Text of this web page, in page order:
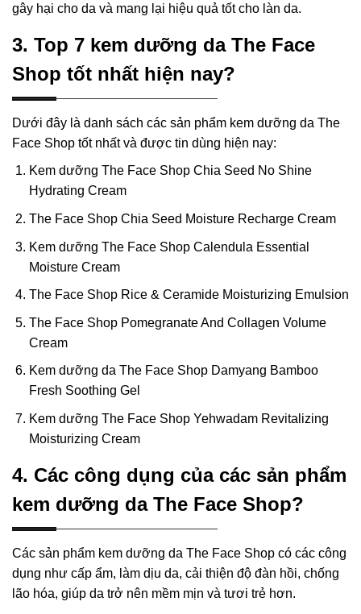
gây hại cho da và mang lại hiệu quả tốt cho làn da.
3. Top 7 kem dưỡng da The Face
Shop tốt nhất hiện nay?
Dưới đây là danh sách các sản phẩm kem dưỡng da The
Face Shop tốt nhất và được tin dùng hiện nay:
Kem dưỡng The Face Shop Chia Seed No Shine
Hydrating Cream
The Face Shop Chia Seed Moisture Recharge Cream
Kem dưỡng The Face Shop Calendula Essential
Moisture Cream
The Face Shop Rice & Ceramide Moisturizing Emulsion
The Face Shop Pomegranate And Collagen Volume
Cream
Kem dưỡng da The Face Shop Damyang Bamboo
Fresh Soothing Gel
Kem dưỡng The Face Shop Yehwadam Revitalizing
Moisturizing Cream
4. Các công dụng của các sản phẩm
kem dưỡng da The Face Shop?
Các sản phẩm kem dưỡng da The Face Shop có các công
dụng như cấp ẩm, làm dịu da, cải thiện độ đàn hồi, chống
lão hóa, giúp da trở nên mềm mịn và tươi trẻ hơn.